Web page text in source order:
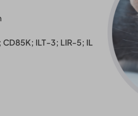
CD85K; ILT-3; LIR-5; IL